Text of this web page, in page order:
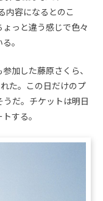
内容になるとのこ
っと違う感じで色々
。
加した藤原さくら、
た。この日だけのプ
うだ。チケットは明日
する。